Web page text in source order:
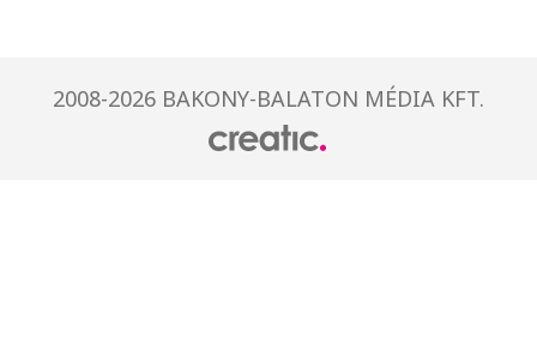
2008-2026 BAKONY-BALATON MÉDIA KFT.